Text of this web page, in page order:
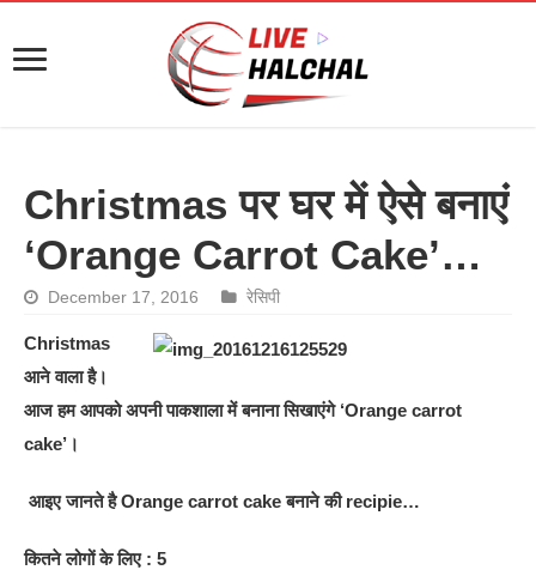
Christmas पर घर में ऐसे बनाएं
‘Orange Carrot Cake’…
December 17, 2016 रेसिपी
Christmas
आने वाला है।
आज हम आपको अपनी पाकशाला में बनाना सिखाएंगे ‘Orange carrot
cake’।
आइए जानते है Orange carrot cake बनाने की recipie…
कितने लोगों के लिए : 5